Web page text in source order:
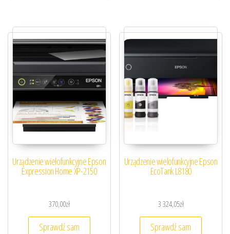
Urządzenie wielofunkcyjne Epson
Expression Home XP-2150
370,00zł
Sprawdź sam
Urządzenie wielofunkcyjne Epson
EcoTank L8180
3 324,05zł
Sprawdź sam